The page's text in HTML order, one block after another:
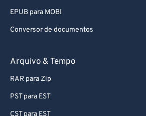
EPUB para MOBI
Conversor de documentos
Arquivo & Tempo
RAR para Zip
PST para EST